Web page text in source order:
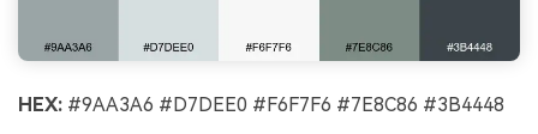
HEX: #9AA3A6 #D7DEE0 #F6F7F6 #7E8C86 #3B4448